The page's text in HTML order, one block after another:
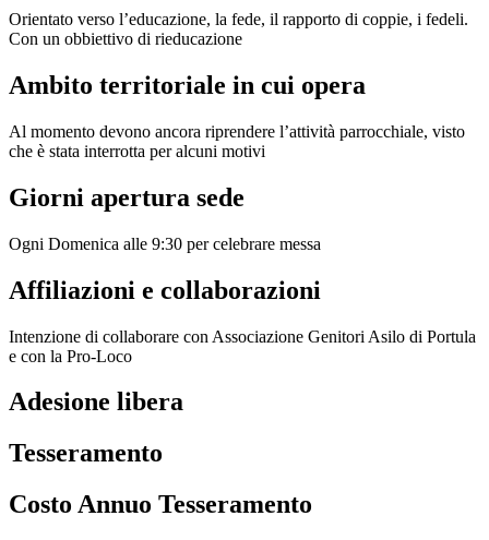
Orientato verso l’educazione, la fede, il rapporto di coppie, i fedeli.
Con un obbiettivo di rieducazione
Ambito territoriale in cui opera
Al momento devono ancora riprendere l’attività parrocchiale, visto
che è stata interrotta per alcuni motivi
Giorni apertura sede
Ogni Domenica alle 9:30 per celebrare messa
Affiliazioni e collaborazioni
Intenzione di collaborare con Associazione Genitori Asilo di Portula
e con la Pro-Loco
Adesione libera
Tesseramento
Costo Annuo Tesseramento